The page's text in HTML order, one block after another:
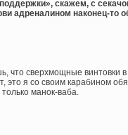
скажем, с
адреналином наконец-то
что сверхмощные винтовки
это я со своим карабином
манок-ваба.